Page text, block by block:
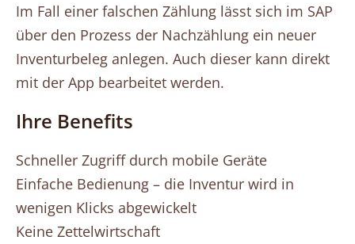
Im Fall einer falschen Zählung lässt sich im SAP
über den Prozess der Nachzählung ein neuer
Inventurbeleg anlegen. Auch dieser kann direkt
mit der App bearbeitet werden.
Ihre Benefits
Schneller Zugriff durch mobile Geräte
Einfache Bedienung – die Inventur wird in
wenigen Klicks abgewickelt
Keine Zettelwirtschaft